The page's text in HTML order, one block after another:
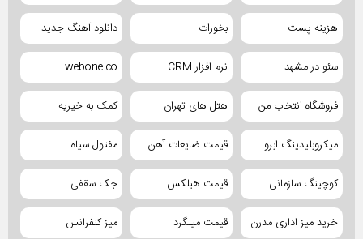
هزینه پست بخورات دانلود آهنگ جدید
سئو در مشهد نرم افزار CRM webone.co
فروشگاه انتخاب من هتل های تهران کمک به خیریه
میکروبلیدینگ ابرو قیمت ضایعات آهن مفتول سیاه
کوچینگ سازمانی قیمت هبلکس جک سقفی
خرید میز اداری مدرن قیمت میلگرد میز کنفرانس